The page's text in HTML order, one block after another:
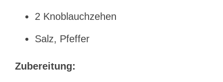
2 Knoblauchzehen
Salz, Pfeffer
Zubereitung: